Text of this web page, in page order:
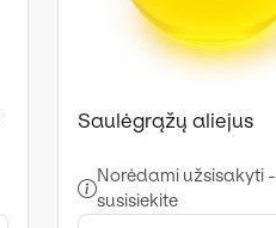
Saulėgrąžų aliejus
Norėdami užsisakyti -
susisiekite